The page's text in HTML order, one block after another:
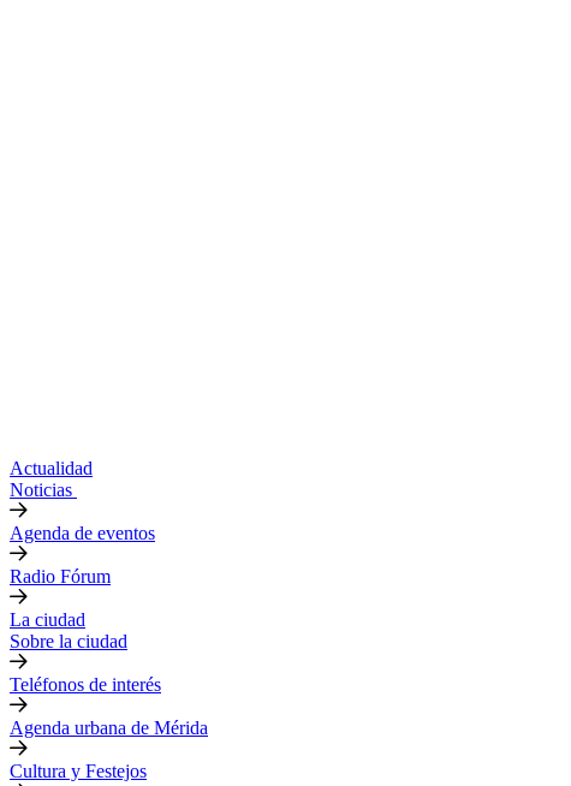
Actualidad
Noticias
Agenda de eventos
Radio Fórum
La ciudad
Sobre la ciudad
Teléfonos de interés
Agenda urbana de Mérida
Cultura y Festejos